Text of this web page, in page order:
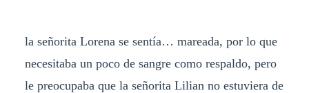
la señorita Lorena se sentía… mareada, por lo que
necesitaba un poco de sangre como respaldo, pero
le preocupaba que la señorita Lilian no estuviera de